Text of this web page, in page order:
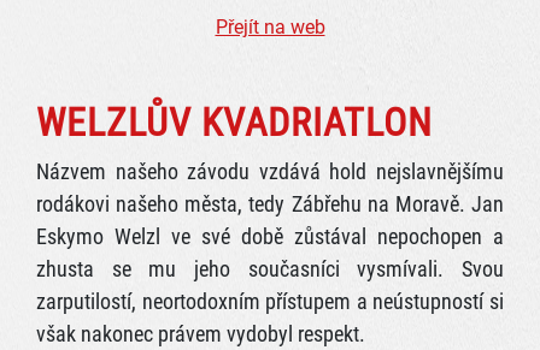
Přejít na web
WELZLŮV KVADRIATLON
Názvem našeho závodu vzdává hold nejslavnějšímu
rodákovi našeho města, tedy Zábřehu na Moravě. Jan
Eskymo Welzl ve své době zůstával nepochopen a
zhusta se mu jeho současníci vysmívali. Svou
zarputilostí, neortodoxním přístupem a neústupností si
však nakonec právem vydobyl respekt.